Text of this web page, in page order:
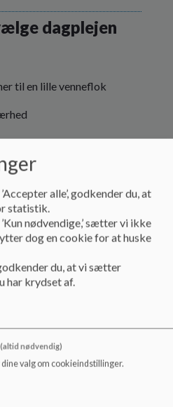
dagplejen
til en lille venneflok
alle’, godkender du, at
statistik.
nødvendige,’ sætter vi ikke
dog en cookie for at huske
du, at vi sætter
har krydset af.
(altid nødvendig)
valg om cookieindstillinger.